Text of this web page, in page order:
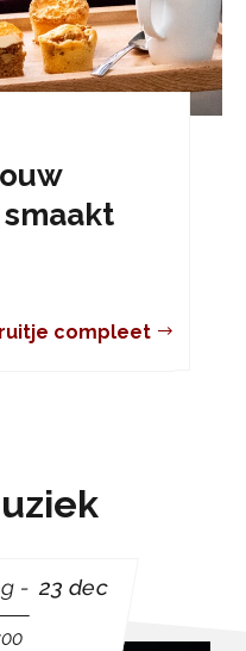
compleet
23 dec